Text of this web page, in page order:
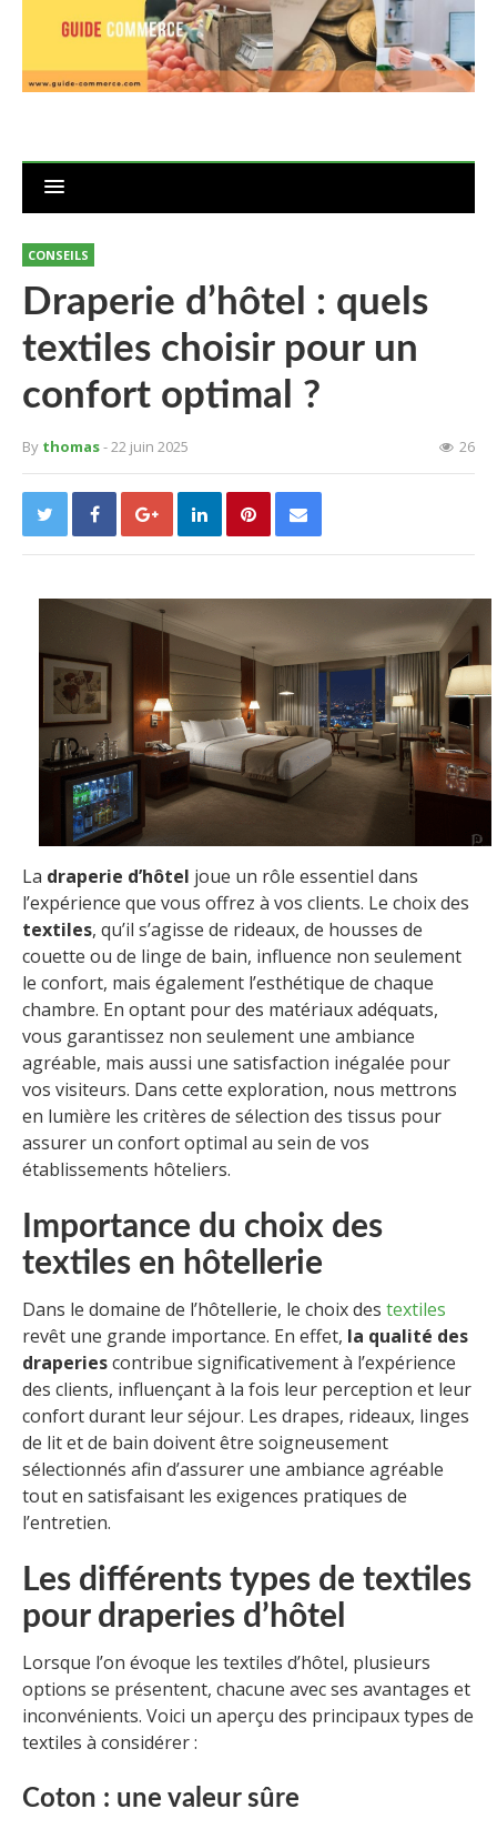
CONSEILS
Draperie d’hôtel : quels
textiles choisir pour un
confort optimal ?
By thomas- 22 juin 2025 26
La draperie d’hôtel joue un rôle essentiel dans
l’expérience que vous offrez à vos clients. Le choix des
textiles, qu’il s’agisse de rideaux, de housses de
couette ou de linge de bain, influence non seulement
le confort, mais également l’esthétique de chaque
chambre. En optant pour des matériaux adéquats,
vous garantissez non seulement une ambiance
agréable, mais aussi une satisfaction inégalée pour
vos visiteurs. Dans cette exploration, nous mettrons
en lumière les critères de sélection des tissus pour
assurer un confort optimal au sein de vos
établissements hôteliers.
Importance du choix des
textiles en hôtellerie
Dans le domaine de l’hôtellerie, le choix des textiles
revêt une grande importance. En effet, la qualité des
draperiescontribue significativement à l’expérience
des clients, influençant à la fois leur perception et leur
confort durant leur séjour. Les drapes, rideaux, linges
de lit et de bain doivent être soigneusement
sélectionnés afin d’assurer une ambiance agréable
tout en satisfaisant les exigences pratiques de
l’entretien.
Les différents types de textiles
pour draperies d’hôtel
Lorsque l’on évoque les textiles d’hôtel, plusieurs
options se présentent, chacune avec ses avantages et
inconvénients. Voici un aperçu des principaux types de
textiles à considérer :
Coton : une valeur sûre